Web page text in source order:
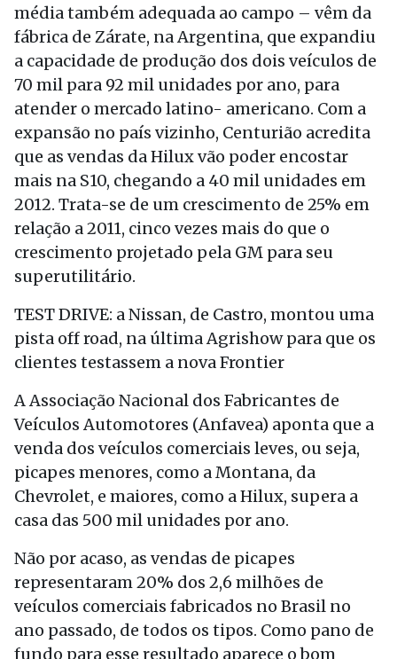
média também adequada ao campo – vêm da
fábrica de Zárate, na Argentina, que expandiu
a capacidade de produção dos dois veículos de
70 mil para 92 mil unidades por ano, para
atender o mercado latino- americano. Com a
expansão no país vizinho, Centurião acredita
que as vendas da Hilux vão poder encostar
mais na S10, chegando a 40 mil unidades em
2012. Trata-se de um crescimento de 25% em
relação a 2011, cinco vezes mais do que o
crescimento projetado pela GM para seu
superutilitário.
TEST DRIVE: a Nissan, de Castro, montou uma
pista off road, na última Agrishow para que os
clientes testassem a nova Frontier
A Associação Nacional dos Fabricantes de
Veículos Automotores (Anfavea) aponta que a
venda dos veículos comerciais leves, ou seja,
picapes menores, como a Montana, da
Chevrolet, e maiores, como a Hilux, supera a
casa das 500 mil unidades por ano.
Não por acaso, as vendas de picapes
representaram 20% dos 2,6 milhões de
veículos comerciais fabricados no Brasil no
ano passado, de todos os tipos. Como pano de
fundo para esse resultado aparece o bom